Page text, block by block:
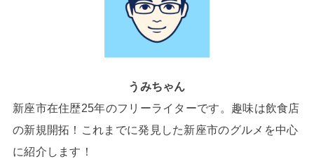
うみちゃん
新座市在住歴25年のフリーライターです。趣味は飲食店
の新規開拓！これまでに発見した新座市のグルメを中心
に紹介します！